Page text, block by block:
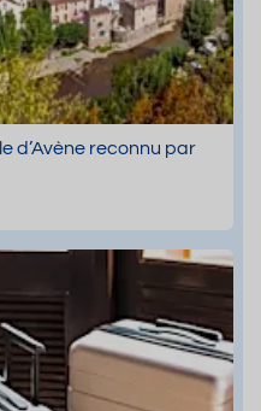
d’Avène reconnu par